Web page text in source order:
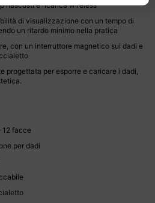
nascosti e ricarica wireless
di visualizzazione con un tempo di
un ritardo minimo nella pratica
con un interruttore magnetico sui dadi e
progettata per esporre e caricare i dadi,
12 facce
per dadi